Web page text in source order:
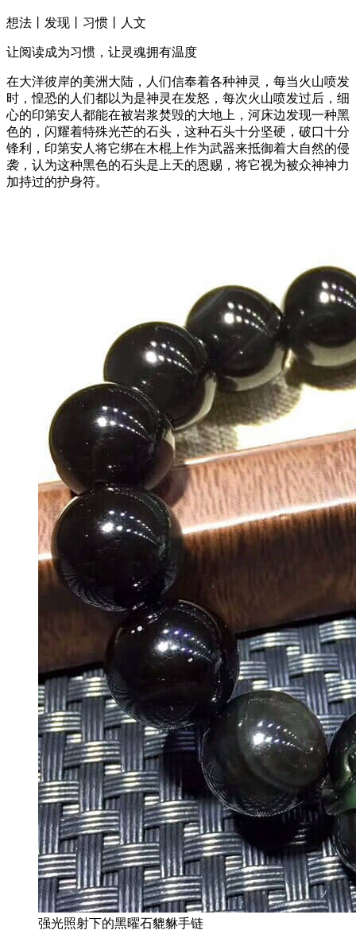
想法丨发现丨习惯丨人文
让阅读成为习惯，让灵魂拥有温度
在大洋彼岸的美洲大陆，人们信奉着各种神灵，每当火山喷发
时，惶恐的人们都以为是神灵在发怒，每次火山喷发过后，细
心的印第安人都能在被岩浆焚毁的大地上，河床边发现一种黑
色的，闪耀着特殊光芒的石头，这种石头十分坚硬，破口十分
锋利，印第安人将它绑在木棍上作为武器来抵御着大自然的侵
袭，认为这种黑色的石头是上天的恩赐，将它视为被众神神力
加持过的护身符。
强光照射下的黑曜石貔貅手链